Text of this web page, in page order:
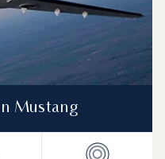
Mustang